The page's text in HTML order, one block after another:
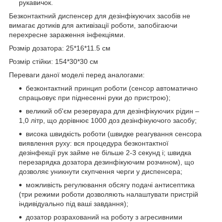
рукавичок.
Безконтактний диспенсер для дезінфікуючих засобів не
вимагає дотиків для активізації роботи, запобігаючи
перехресне зараження інфекціями.
Розмір дозатора: 25*16*11.5 см
Розмір стійки: 154*30*30 см
Переваги даної моделі перед аналогами:
безконтактний принцип роботи (сенсор автоматично
спрацьовує при піднесенні руки до пристрою);
великий об'єм резервуара для дезінфікуючих рідин –
1,0 літр, що дорівнює 1000 доз дезінфікуючого засобу;
висока швидкість роботи (швидке реагування сенсора
виявлення руху: вся процедура безконтактної
дезінфекції рук займе не більше 2-3 секунд і; швидка
перезарядка дозатора дезинфікуючим розчином), що
дозволяє уникнути скупчення черги у диспенсера;
можливість регулювання обсягу подачі антисептика
(три режими роботи дозволяють налаштувати пристрій
індивідуально під ваші завдання);
дозатор розрахований на роботу з агресивними